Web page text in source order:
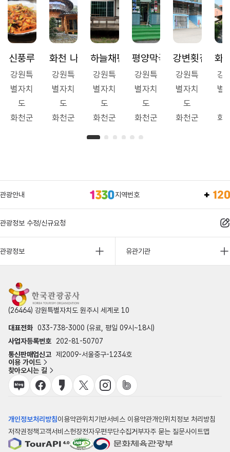
신풍루
강원특
별자치
도
화천군
화천 나이테펜션
강원특
별자치
도
화천군
하늘채펜션
강원특
별자치
도
화천군
평양막국수초계탕
강원특
별자치
도
화천군
강변횟집
강원특
별자치
도
화천군
화
강
별
화
관광안내 지역번호
관광정보 수정/신규요청
관광정보 유관기관
(26464) 강원특별자치도 원주시 세계로 10
대표전화 033-738-3000 (유료, 평일 09시~18시)
사업자등록번호 202-81-50707
통신판매업신고 제2009-서울중구-1234호
이용 가이드
찾아오시는 길
개인정보처리방침이용약관위치기반서비스 이용약관개인위치정보 처리방침
저작권정책고객서비스헌장전자우편무단수집거부자주 묻는 질문사이트맵